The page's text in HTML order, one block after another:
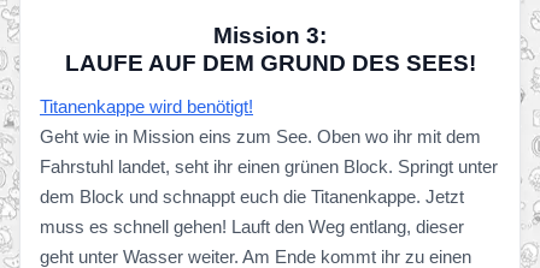
Mission 3:
LAUFE AUF DEM GRUND DES SEES!
Titanenkappe wird benötigt!
Geht wie in Mission eins zum See. Oben wo ihr mit dem
Fahrstuhl landet, seht ihr einen grünen Block. Springt unter
dem Block und schnappt euch die Titanenkappe. Jetzt
muss es schnell gehen! Lauft den Weg entlang, dieser
geht unter Wasser weiter. Am Ende kommt ihr zu einen